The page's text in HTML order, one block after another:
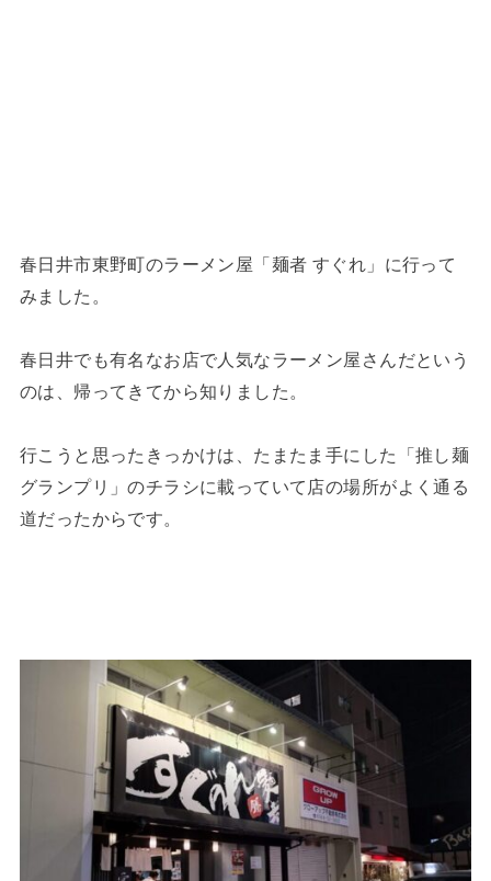
春日井市東野町のラーメン屋「麺者 すぐれ」に行って
みました。
春日井でも有名なお店で人気なラーメン屋さんだという
のは、帰ってきてから知りました。
行こうと思ったきっかけは、たまたま手にした「推し麺
グランプリ」のチラシに載っていて店の場所がよく通る
道だったからです。